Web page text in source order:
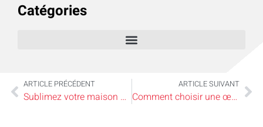
Catégories
ARTICLE PRÉCÉDENT
Sublimez votre maison avec du mobilier design haut de gamme
ARTICLE SUIVANT
Comment choisir une œuvre d’art abstrait pour votre déco d’intérieur ?